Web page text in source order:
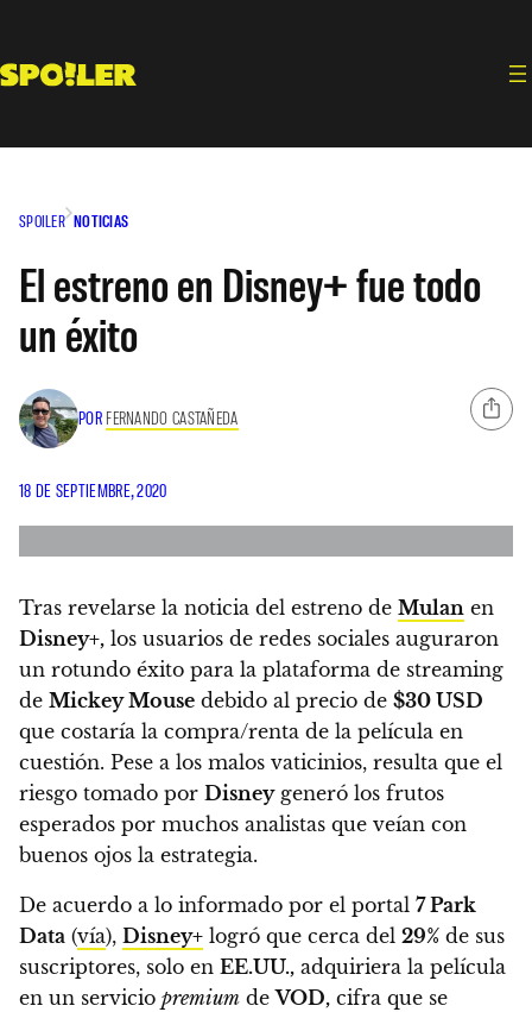
contenido
SPOILER NOTICIAS
El estreno en Disney+ fue todo
un éxito
POR FERNANDO CASTAÑEDA
18 DE SEPTIEMBRE, 2020
Tras revelarse la noticia del estreno de Mulan en
Disney+, los usuarios de redes sociales auguraron
un rotundo éxito para la plataforma de streaming
de Mickey Mouse debido al precio de $30 USD
que costaría la compra/renta de la película en
cuestión. Pese a los malos vaticinios, resulta que el
riesgo tomado por Disneygeneró los frutos
esperados por muchos analistas que veían con
buenos ojos la estrategia.
De acuerdo a lo informado por el portal 7 Park
Data (vía), Disney+ logró que cerca del 29% de sus
suscriptores, solo en EE.UU., adquiriera la película
en un servicio premium deVOD, cifra que se